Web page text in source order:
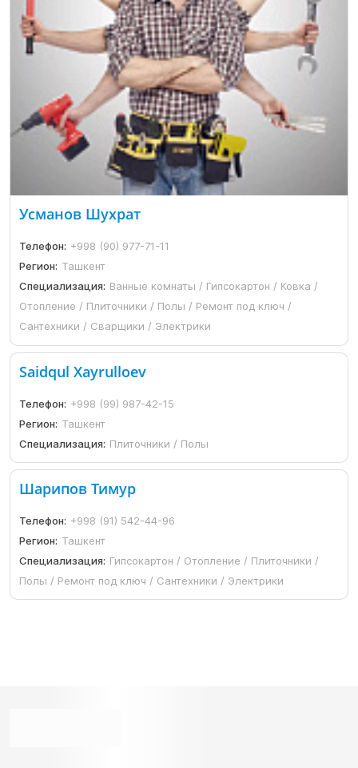
Усманов Шухрат
Телефон: +998 (90) 977-71-11
Регион: Ташкент
Специализация: Ванные комнаты / Гипсокартон / Ковка /
Отопление / Плиточники / Полы / Ремонт под ключ /
Сантехники / Сварщики / Электрики
Saidqul Xayrulloev
Телефон: +998 (99) 987-42-15
Регион: Ташкент
Специализация: Плиточники / Полы
Шарипов Тимур
Телефон: +998 (91) 542-44-96
Регион: Ташкент
Специализация: Гипсокартон / Отопление / Плиточники /
Полы / Ремонт под ключ / Сантехники / Электрики